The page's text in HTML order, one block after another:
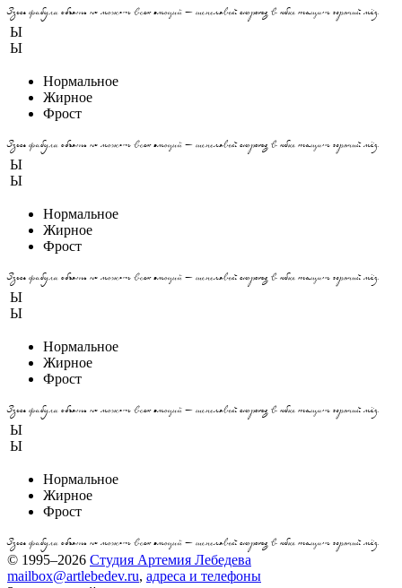
Здесь фабула объять не может всех эмоций — шепелявый скороход в юбке тащит горячий мёд.
Ы
Ы
Нормальное
Жирное
Фрост
Здесь фабула объять не может всех эмоций — шепелявый скороход в юбке тащит горячий мёд.
Ы
Ы
Нормальное
Жирное
Фрост
Здесь фабула объять не может всех эмоций — шепелявый скороход в юбке тащит горячий мёд.
Ы
Ы
Нормальное
Жирное
Фрост
Здесь фабула объять не может всех эмоций — шепелявый скороход в юбке тащит горячий мёд.
Ы
Ы
Нормальное
Жирное
Фрост
Здесь фабула объять не может всех эмоций — шепелявый скороход в юбке тащит горячий мёд.
© 1995–2026 Студия Артемия Лебедева
mailbox@artlebedev.ru, адреса и телефоны